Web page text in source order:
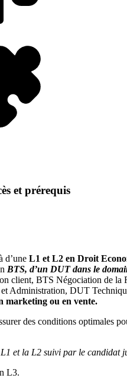
et prérequis
d’une L1 et L2 en Droit
BTS, d’un DUT dans le
client, BTS Négociation de
Administration, DUT
marketing ou en vente.
des conditions optimales
et la L2 suivi par le candidat
L3.